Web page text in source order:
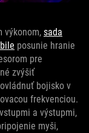
výkonom, sada
posunie hranie
pre
zvýšiť
bojisko v
frekvenciou.
a výstupmi,
myši,